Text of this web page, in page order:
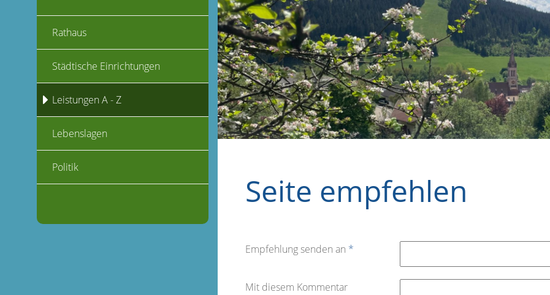
Seite empfehlen
Empfehlung senden an *
Mit diesem Kommentar
Rathaus
Städtische Einrichtungen
Leistungen A - Z
Lebenslagen
Politik